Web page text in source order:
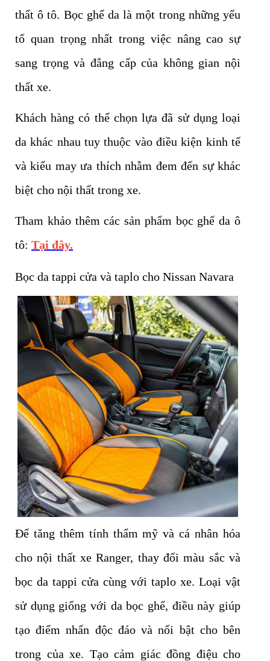
thất ô tô. Bọc ghế da là một trong những yếu
tố quan trọng nhất trong việc nâng cao sự
sang trọng và đẳng cấp của không gian nội
thất xe.
Khách hàng có thể chọn lựa đã sử dụng loại
da khác nhau tuy thuộc vào điều kiện kinh tế
và kiểu may ưa thích nhằm đem đến sự khác
biệt cho nội thất trong xe.
Tham khảo thêm các sản phẩm bọc ghế da ô
tô: Tại đây.
Bọc da tappi cửa và taplo cho Nissan Navara
Để tăng thêm tính thẩm mỹ và cá nhân hóa
cho nội thất xe Ranger, thay đổi màu sắc và
bọc da tappi cửa cùng với taplo xe. Loại vật
sử dụng giống với da bọc ghế, điều này giúp
tạo điểm nhấn độc đáo và nổi bật cho bên
trong của xe. Tạo cảm giác đồng điệu cho